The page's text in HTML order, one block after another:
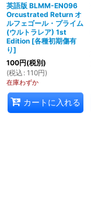
英語版 BLMM-EN096
Orcustrated Return オ
ルフェゴール・プライム
(ウルトラレア) 1st
Edition [各種初期傷有
り]
100円(税別)
(税込 : 110円)
在庫わずか
カートに入れる